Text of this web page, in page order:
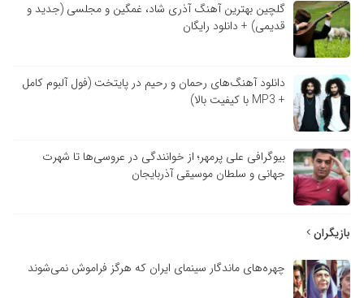
گلچین بهترین آهنگ آذری شاد، غمگین و مجلسی (جدید و
قدیمی) + دانلود رایگان
دانلود آهنگ‌های رحمان و رحیم در پایتخت (فول آلبوم کامل
+ MP3 با کیفیت بالا)
بیوگرافی علی پرمهر؛ از خوانندگی در عروسی‌ها تا شهرت
جهانی و سلطان موسیقی آذربایجان
بازیگران
چهره‌های ماندگار سینمای ایران که هرگز فراموش نمی‌شوند